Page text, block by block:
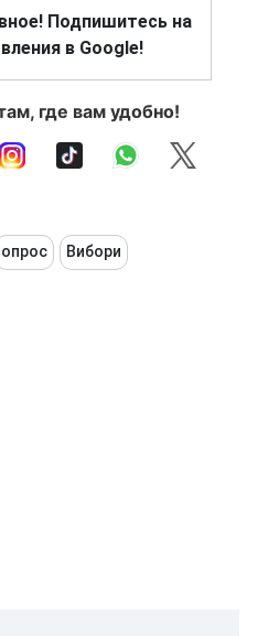
Подпишитесь на
в Google!
где вам удобно!
опрос Вибори